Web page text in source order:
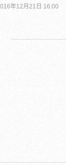
年12月21日 16:00